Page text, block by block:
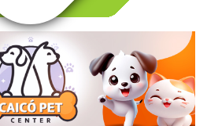
v
g
t
i
o
n